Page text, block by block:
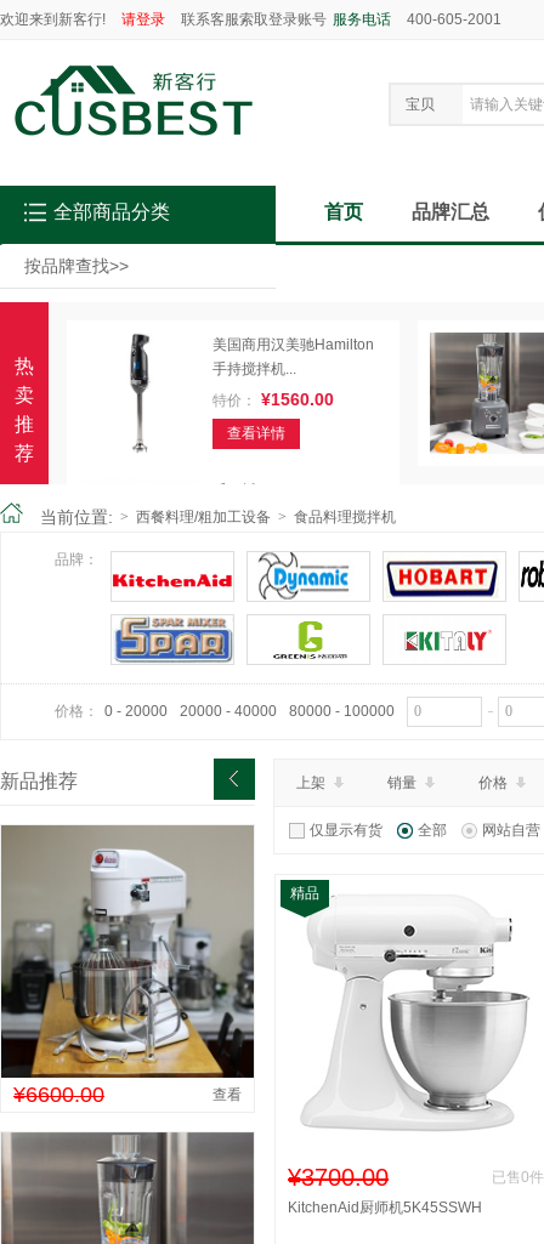
欢迎来到新客行! 请登录 联系客服索取登录账号 服务电话 400-605-2001
宝贝
按品牌查找>>
全部商品分类 首页 品牌汇总
热
卖
推
荐
美国商用汉美驰Hamilton
手持搅拌机...
特价：
¥1560.00
查看详情
R402 ...
查看详情
当前位置: > 西餐料理/粗加工设备 > 食品料理搅拌机
品牌：
价格： 0 - 20000 20000 - 40000 80000 - 100000
新品推荐
¥6600.00 查看
上架 销量 价格
仅显示有货 全部 网站自营
精品
¥3700.00
已售0件
KitchenAid厨师机5K45SSWH